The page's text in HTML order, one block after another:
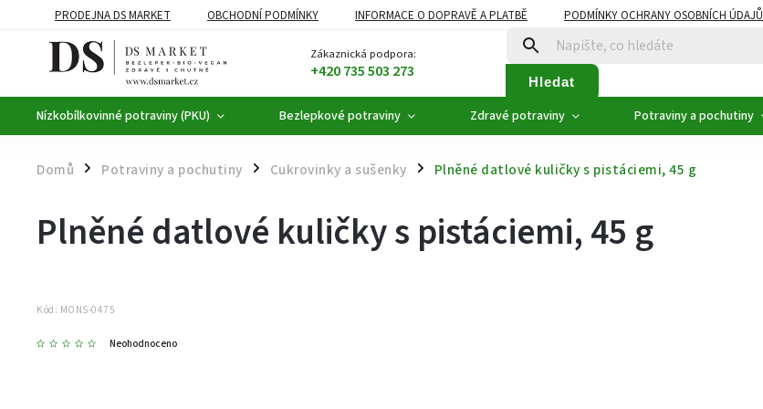
PRODEJNA DS MARKET OBCHODNÍ PODMÍNKY INFORMACE O DOPRAVĚ A PLATBĚ PODMÍNKY OCHRANY OSOBNÍCH ÚDAJŮ
BEZLEPKOVÉ POTRAVINY
ZDRAVÉ POTRAVINY NOVINKY AKCE, SLEVY
Zákaznická podpora:
+420 735 503 273 Hledat
Nízkobílkovinné potraviny (PKU) Bezlepkové potraviny Zdravé potraviny Potraviny a pochutiny
Domů / Potraviny a pochutiny / Cukrovinky a sušenky / Plněné datlové kuličky s pistáciemi, 45 g
Plněné datlové kuličky s pistáciemi, 45 g
Kód: MONS-0475
Neohodnoceno